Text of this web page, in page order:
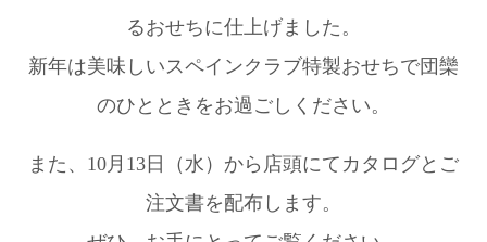
るおせちに仕上げました。
新年は美味しいスペインクラブ特製おせちで団欒
のひとときをお過ごしください。
また、10月13日（水）から店頭にてカタログとご
注文書を配布します。